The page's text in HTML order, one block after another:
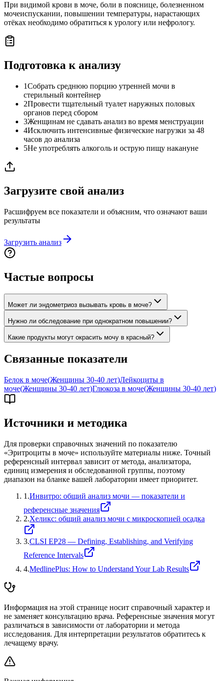
При видимой крови в моче, боли в пояснице, болезненном
мочеиспускании, повышении температуры, нарастающих
отёках необходимо обратиться к урологу или нефрологу.
Подготовка к анализу
1Собрать среднюю порцию утренней мочи в
стерильный контейнер
2Провести тщательный туалет наружных половых
органов перед сбором
3Женщинам не сдавать анализ во время менструации
4Исключить интенсивные физические нагрузки за 48
часов до анализа
5Не употреблять алкоголь и острую пищу накануне
Загрузите свой анализ
Расшифруем все показатели и объясним, что означают ваши
результаты
Загрузить анализ
Частые вопросы
Может ли эндометриоз вызывать кровь в моче?
Нужно ли обследование при однократном повышении?
Какие продукты могут окрасить мочу в красный?
Связанные показатели
Белок в моче(Женщины 30-40 лет)Лейкоциты в
моче(Женщины 30-40 лет)Глюкоза в моче(Женщины 30-40 лет)
Источники и методика
Для проверки справочных значений по показателю
«Эритроциты в моче» используйте материалы ниже. Точный
референсный интервал зависит от метода, анализатора,
единиц измерения и обследованной группы, поэтому
диапазон на бланке вашей лаборатории имеет приоритет.
1 .Инвитро: общий анализ мочи — показатели и
референсные значения
2.Хеликс: общий анализ мочи с микроскопией осадка
3.CLSI EP28 — Defining, Establishing, and Verifying
Reference Intervals
4.MedlinePlus: How to Understand Your Lab Results
Информация на этой странице носит справочный характер и
не заменяет консультацию врача. Референсные значения могут
различаться в зависимости от лаборатории и метода
исследования. Для интерпретации результатов обратитесь к
лечащему врачу.